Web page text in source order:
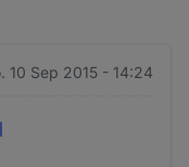
10 Sep 2015 - 14:24